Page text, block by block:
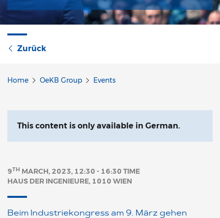
Zurück
Home OeKB Group Events
This content is only available in German.
9TH MARCH, 2023, 12:30 - 16:30 TIME
HAUS DER INGENIEURE, 1010 WIEN
Beim Industriekongress am 9. März gehen